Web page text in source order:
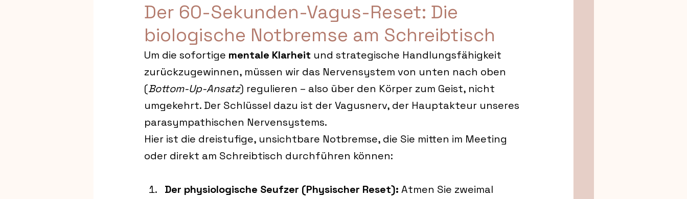
Der 60-Sekunden-Vagus-Reset: Die
biologische Notbremse am Schreibtisch
Um die sofortige mentale Klarheit und strategische Handlungsfähigkeit
zurückzugewinnen, müssen wir das Nervensystem von unten nach oben
(Bottom-Up-Ansatz) regulieren – also über den Körper zum Geist, nicht
umgekehrt. Der Schlüssel dazu ist der Vagusnerv, der Hauptakteur unseres
parasympathischen Nervensystems.
Hier ist die dreistufige, unsichtbare Notbremse, die Sie mitten im Meeting
oder direkt am Schreibtisch durchführen können:
Der physiologische Seufzer (Physischer Reset): Atmen Sie zweimal